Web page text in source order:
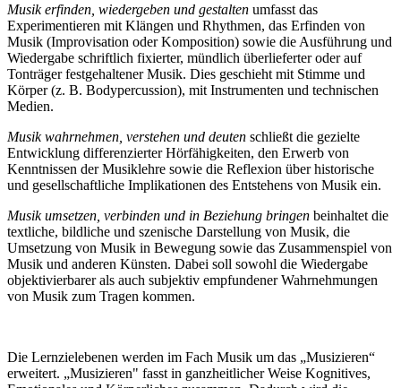
Musik erfinden, wiedergeben und gestalten umfasst das
Experimentieren mit Klängen und Rhythmen, das Erfinden von
Musik (Improvisation oder Komposition) sowie die Ausführung und
Wiedergabe schriftlich fixierter, mündlich überlieferter oder auf
Tonträger festgehaltener Musik. Dies geschieht mit Stimme und
Körper (z. B. Bodypercussion), mit Instrumenten und technischen
Medien.
Musik wahrnehmen, verstehen und deuten schließt die gezielte
Entwicklung differenzierter Hörfähigkeiten, den Erwerb von
Kenntnissen der Musiklehre sowie die Reflexion über historische
und gesellschaftliche Implikationen des Entstehens von Musik ein.
Musik umsetzen, verbinden und in Beziehung bringen beinhaltet die
textliche, bildliche und szenische Darstellung von Musik, die
Umsetzung von Musik in Bewegung sowie das Zusammenspiel von
Musik und anderen Künsten. Dabei soll sowohl die Wiedergabe
objektivierbarer als auch subjektiv empfundener Wahrnehmungen
von Musik zum Tragen kommen.
Die Lernzielebenen werden im Fach Musik um das „Musizieren“
erweitert. „Musizieren" fasst in ganzheitlicher Weise Kognitives,